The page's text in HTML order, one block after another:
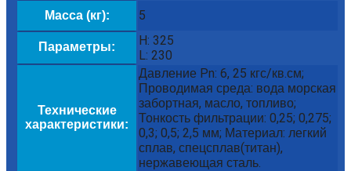
Масса (кг): 5
Параметры:
H: 325
L: 230
Технические
характеристики:
Давление Pn: 6, 25 кгс/кв.см;
Проводимая среда: вода морская
забортная, масло, топливо;
Тонкость фильтрации: 0,25; 0,275;
0,3; 0,5; 2,5 мм; Материал: легкий
сплав, спецсплав(титан),
нержавеющая сталь.